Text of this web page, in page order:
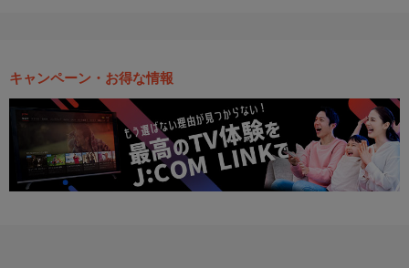
キャンペーン・お得な情報